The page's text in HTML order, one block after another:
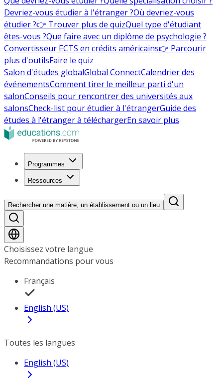
Devriez-vous étudier à l'étranger ?Où devriez-vous
étudier ?👉 Trouver plus de quizQuel type d'étudiant
êtes-vous ?Que faire avec un diplôme de psychologie ?
Convertisseur ECTS en crédits américains👉 Parcourir
plus d'outilsFaire le quiz
Salon d'études globalGlobal ConnectCalendrier des
événementsComment tirer le meilleur parti d'un
salonConseils pour rencontrer des universités aux
salonsCheck-list pour étudier à l'étrangerGuide des
études à l'étranger à téléchargerEn savoir plus
Programmes
Ressources
Rechercher une matière, un établissement ou un lieu
Choisissez votre langue
Recommandations pour vous
Français
English (US)
Toutes les langues
English (US)